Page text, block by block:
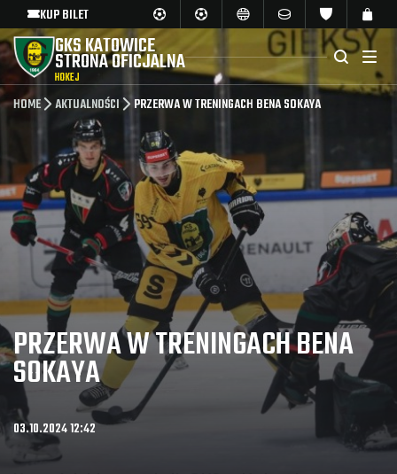
KUP BILET
GKS KATOWICE
STRONA OFICJALNA
HOKEJ
HOME AKTUALNOŚCI PRZERWA W TRENINGACH BENA SOKAYA
PRZERWA W TRENINGACH BENA
SOKAYA
03.10.2024 12:42